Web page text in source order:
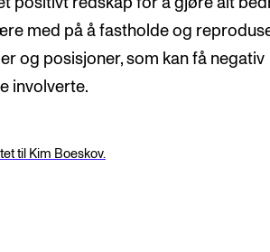
med på å fastholde og
og posisjoner, som kan få negativ
involverte.
til Kim Boeskov.